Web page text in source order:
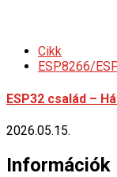
Cikk
ESP8266/
ESP32 család –
2026.05.15.
Információk